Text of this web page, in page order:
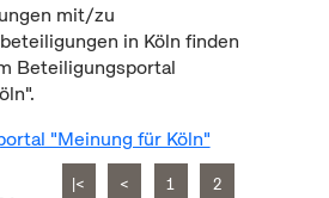
mit/zu
in Köln finden
Beteiligungsportal
"Meinung für Köln"
|< < 1 2